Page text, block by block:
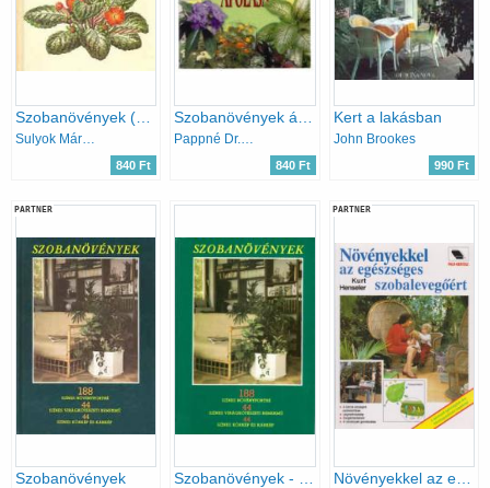
Szobanövények (Búvár zsebkönyvek)
Sulyok Mária-Varga Emma
840 Ft
Szobanövények ápolása
Pappné Dr. Tarányi Zita
840 Ft
Kert a lakásban
John Brookes
990 Ft
PARTNER
Szobanövények
PARTNER
Növényekkel az egészséges szobalevegőért